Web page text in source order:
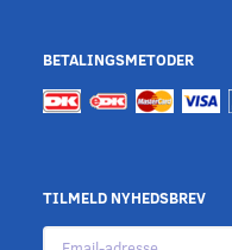
BETALINGSMETODER
TILMELD NYHEDSBREV
Email-